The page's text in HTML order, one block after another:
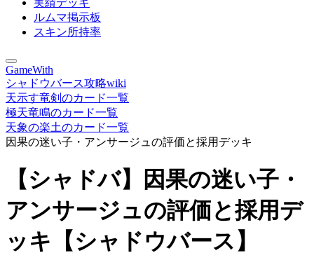
実績デッキ
ルムマ掲示板
スキン所持率
GameWith
シャドウバース攻略wiki
天示す竜剣のカード一覧
極天竜鳴のカード一覧
天象の楽土のカード一覧
因果の迷い子・アンサージュの評価と採用デッキ
【シャドバ】因果の迷い子・
アンサージュの評価と採用デ
ッキ【シャドウバース】